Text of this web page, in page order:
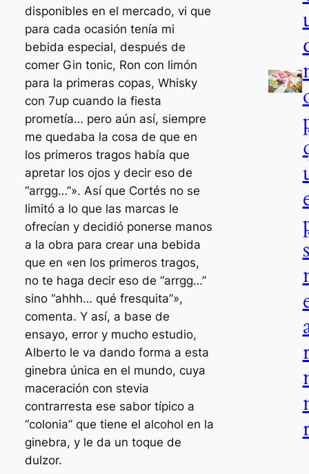
disponibles en el mercado, vi que
para cada ocasión tenía mi
bebida especial, después de
comer Gin tonic, Ron con limón
para la primeras copas, Whisky
con 7up cuando la fiesta
prometía… pero aún así, siempre
me quedaba la cosa de que en
los primeros tragos había que
apretar los ojos y decir eso de
“arrgg…”». Así que Cortés no se
limitó a lo que las marcas le
ofrecían y decidió ponerse manos
a la obra para crear una bebida
que en «en los primeros tragos,
no te haga decir eso de “arrgg…”
sino “ahhh… qué fresquita”»,
comenta. Y así, a base de
ensayo, error y mucho estudio,
Alberto le va dando forma a esta
ginebra única en el mundo, cuya
maceración con stevia
contrarresta ese sabor típico a
“colonia” que tiene el alcohol en la
ginebra, y le da un toque de
dulzor.